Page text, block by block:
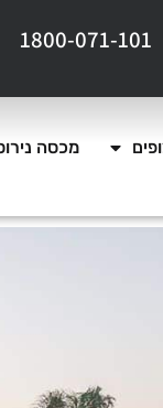
1800-071-101
מכסה